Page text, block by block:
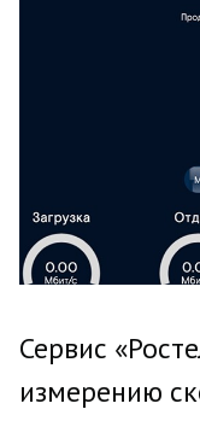
Сервис
измерению